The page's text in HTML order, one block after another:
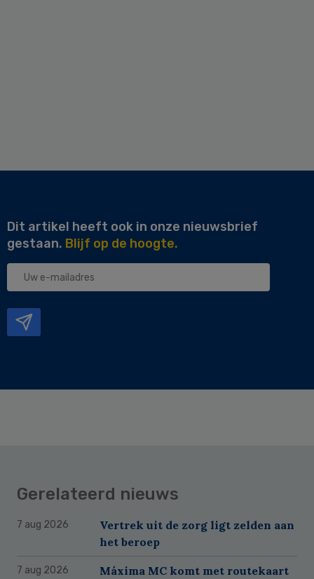
Dit artikel heeft ook in onze nieuwsbrief
gestaan. Blijf op de hoogte.
Uw
Gerelateerd nieuws
7 aug 2026
Vertrek uit de zorg ligt zelden aan
het beroep
7 aug 2026
Máxima MC komt met routekaart